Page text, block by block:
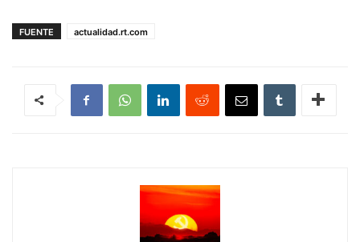
FUENTE actualidad.rt.com